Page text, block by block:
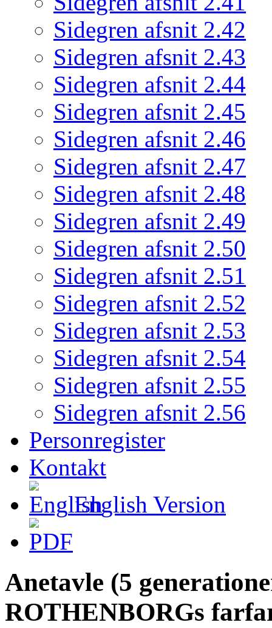
Sidegren afsnit 2.42
Sidegren afsnit 2.43
Sidegren afsnit 2.44
Sidegren afsnit 2.45
Sidegren afsnit 2.46
Sidegren afsnit 2.47
Sidegren afsnit 2.48
Sidegren afsnit 2.49
Sidegren afsnit 2.50
Sidegren afsnit 2.51
Sidegren afsnit 2.52
Sidegren afsnit 2.53
Sidegren afsnit 2.54
Sidegren afsnit 2.55
Sidegren afsnit 2.56
Personregister
Kontakt
English Version
Anetavle (5
ROTHENBORGs